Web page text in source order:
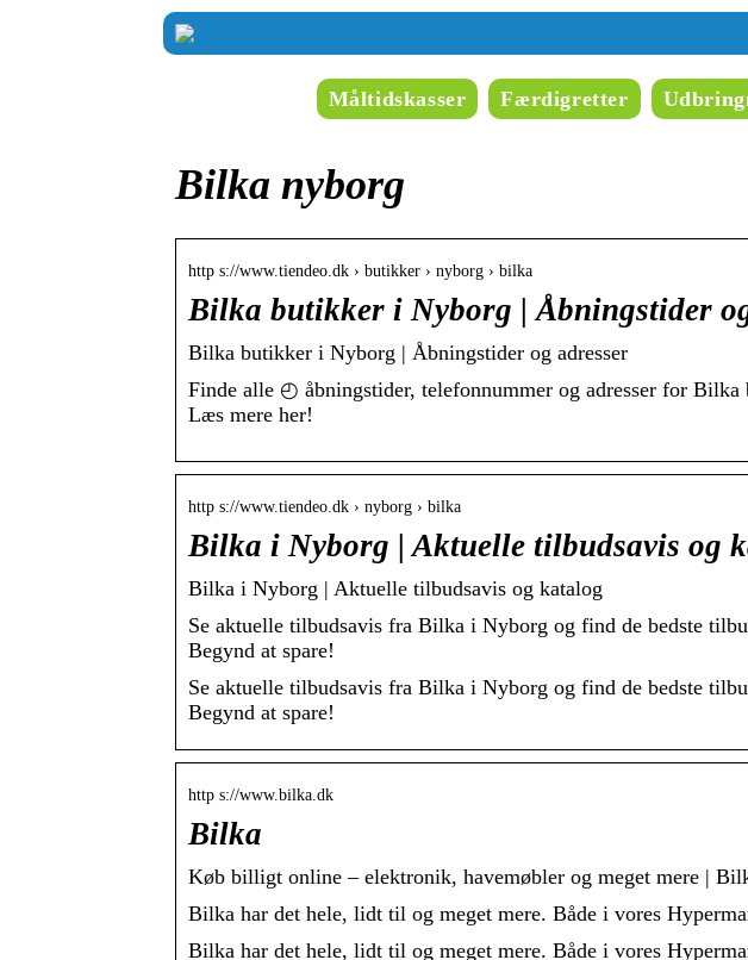
Måltidskasser Færdigretter
Bilka nyborg
http s://www.tiendeo.dk › butikker › nyborg › bilka
Bilka butikker i Nyborg | Åbningstider
Bilka butikker i Nyborg | Åbningstider og adresser
Finde alle ◴ åbningstider, telefonnummer og adresser for
Læs mere her!
http s://www.tiendeo.dk › nyborg › bilka
Bilka i Nyborg | Aktuelle tilbudsavis og
Bilka i Nyborg | Aktuelle tilbudsavis og katalog
Se aktuelle tilbudsavis fra Bilka i Nyborg og find de bedste
Begynd at spare!
Se aktuelle tilbudsavis fra Bilka i Nyborg og find de bedste
Begynd at spare!
http s://www.bilka.dk
Bilka
Køb billigt online – elektronik, havemøbler og meget mere |
Bilka har det hele, lidt til og meget mere. Både i vores
Bilka har det hele, lidt til og meget mere. Både i vores